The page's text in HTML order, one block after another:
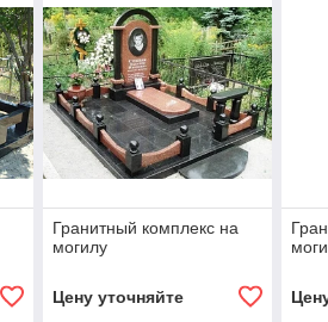
Гранитный комплекс на
могилу
Цену уточняйте